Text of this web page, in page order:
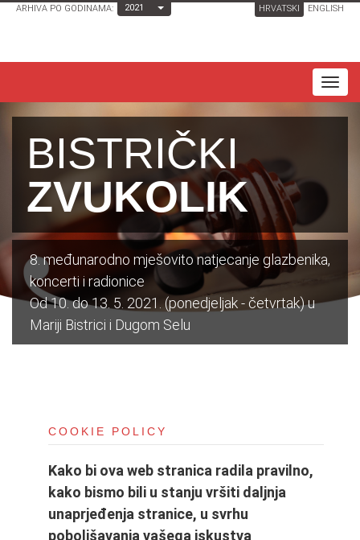
ARHIVA PO GODINAMA: 2021 Toggle Dropdown HRVATSKI ENGLISH
T
a
g
t
BISTRIČKI
ZVUKOLIK
8. međunarodno mješovito natjecanje glazbenika,
koncerti i radionice
Od 10. do 13. 5. 2021. (ponedjeljak - četvrtak) u
Mariji Bistrici i Dugom Selu
COOKIE POLICY
Kako bi ova web stranica radila pravilno,
kako bismo bili u stanju vršiti daljnja
unaprjeđenja stranice, u svrhu
poboljšavanja vašega iskustva